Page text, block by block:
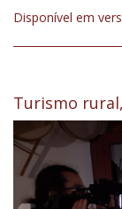
Disponível em
Turismo